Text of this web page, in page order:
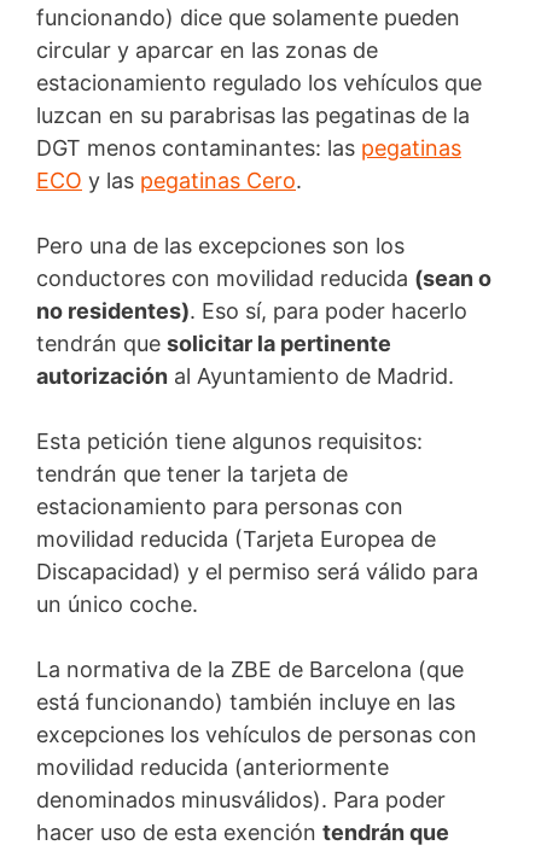
funcionando) dice que solamente pueden
circular y aparcar en las zonas de
estacionamiento regulado los vehículos que
luzcan en su parabrisas las pegatinas de la
DGT menos contaminantes: las pegatinas
ECO y las pegatinas Cero.
Pero una de las excepciones son los
conductores con movilidad reducida (sean o
no residentes). Eso sí, para poder hacerlo
tendrán que solicitar la pertinente
autorización al Ayuntamiento de Madrid.
Esta petición tiene algunos requisitos:
tendrán que tener la tarjeta de
estacionamiento para personas con
movilidad reducida (Tarjeta Europea de
Discapacidad) y el permiso será válido para
un único coche.
La normativa de la ZBE de Barcelona (que
está funcionando) también incluye en las
excepciones los vehículos de personas con
movilidad reducida (anteriormente
denominados minusválidos). Para poder
hacer uso de esta exención tendrán que